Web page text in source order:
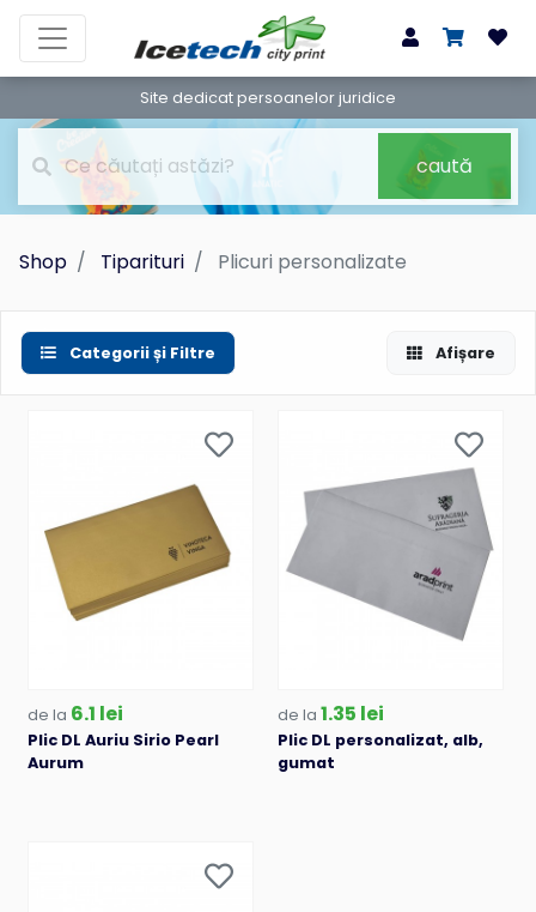
Site dedicat persoanelor juridice
caută
Shop Tiparituri Plicuri personalizate
Categorii și Filtre Afișare
de la 6.1 lei
Plic DL Auriu Sirio Pearl
Aurum
de la 1.35 lei
Plic DL personalizat, alb,
gumat